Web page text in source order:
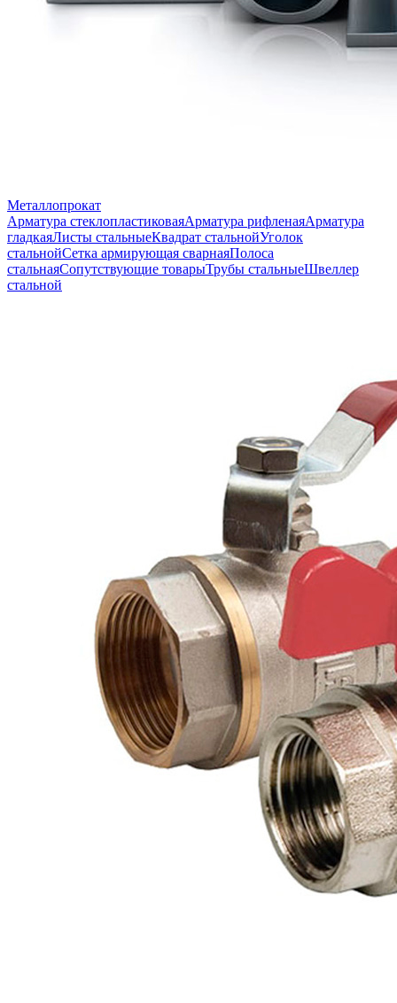
Металлопрокат
Арматура стеклопластиковаяАрматура рифленаяАрматура
гладкаяЛисты стальныеКвадрат стальнойУголок
стальнойСетка армирующая сварнаяПолоса
стальнаяСопутствующие товарыТрубы стальныеШвеллер
стальной